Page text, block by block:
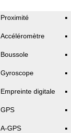
Proximité
Accéléromètre
Boussole
Gyroscope
Empreinte digitale
GPS
A-GPS